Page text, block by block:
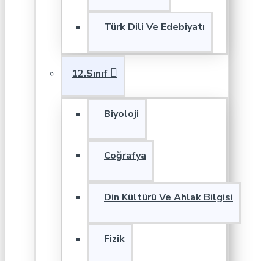
Türk Dili Ve Edebiyatı
12.Sınıf
Biyoloji
Coğrafya
Din Kültürü Ve Ahlak Bilgisi
Fizik